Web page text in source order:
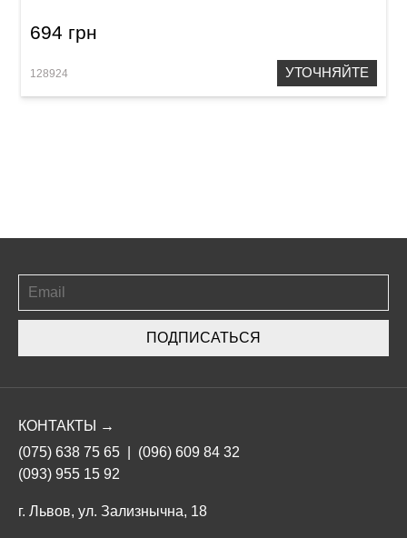
694 грн
128924 УТОЧНЯЙТЕ
ПОДПИСАТЬСЯ
КОНТАКТЫ →
(075) 638 75 65
(096) 609 84 32
(093) 955 15 92
г. Львов, ул. Зализнычна, 18